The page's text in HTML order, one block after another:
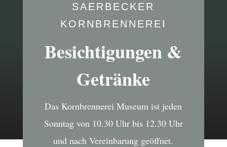
SAERBECKER
KORNBRENNEREI
Besichtigungen &
Getränke
Das Kornbrennerei Museum ist jeden
Sonntag von 10.30 Uhr bis 12.30 Uhr
und nach Vereinbarung geöffnet.